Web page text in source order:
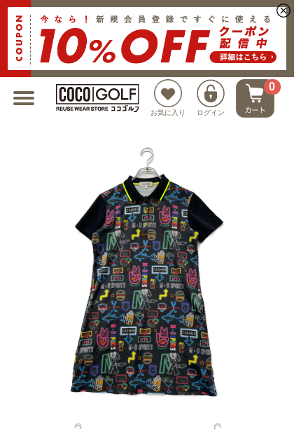
お気に入り ログイン
0
新規会員登録でクーポンプレゼント